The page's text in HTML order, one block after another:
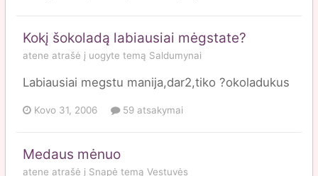
Kokį šokoladą labiausiai mėgstate?
atene atrašė į uogyte temą Saldumynai
Labiausiai megstu manija,dar2,tiko ?okoladukus
Kovo 31, 2006 59 atsakymai
Medaus mėnuo
atene atrašė į Snapė temą Vestuvės